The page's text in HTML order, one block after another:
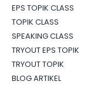
EPS TOPIK CLASS
TOPIK CLASS
SPEAKING CLASS
TRYOUT EPS TOPIK
TRYOUT TOPIK
BLOG ARTIKEL